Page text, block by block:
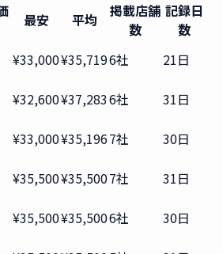
最安 平均
掲載店舗
数
記録日
数
¥33,000¥35,7196社
21日
¥32,600¥37,2836社
31日
¥33,000¥35,1967社
30日
¥35,500¥35,5007社
31日
¥35,500¥35,5006社
30日